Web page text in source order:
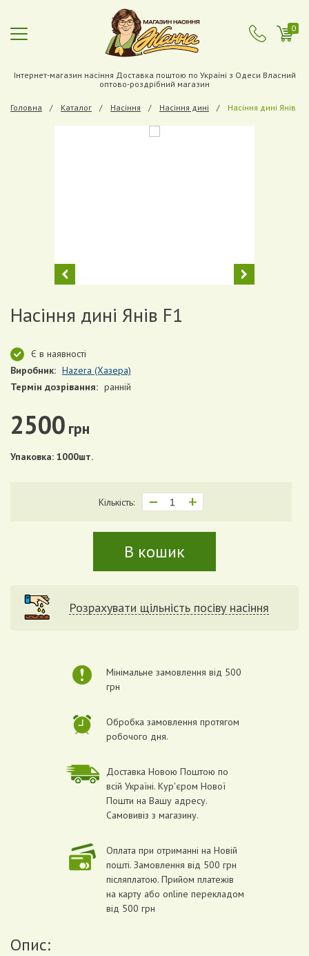
0
Інтернет-магазин насіння Доставка поштою по Україні з Одеси Власний
оптово-роздрібний магазин
Головна Каталог Насіння Насіння дині Насіння дині Янів F1
Previous Next
Насіння дині Янів F1
Є в наявності
Виробник: Hazera (Хазера)
Термін дозрівання: ранній
2500 грн
Упаковка: 1000шт.
Кількість:
В кошик
Розрахувати щільність посіву насіння
Мінімальне замовлення від 500
грн
Обробка замовлення протягом
робочого дня.
Доставка Новою Поштою по
всій Україні. Кур'єром Нової
Пошти на Вашу адресу.
Самовивіз з магазину.
Оплата при отриманні на Новій
пошті. Замовлення від 500 грн
післяплатою. Прийом платежів
на карту або online перекладом
від 500 грн
Опис: